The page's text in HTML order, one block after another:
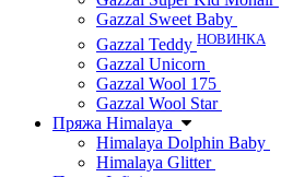
Gazzal Sweet Baby
Gazzal Teddy НОВИНКА
Gazzal Unicorn
Gazzal Wool 175
Gazzal Wool Star
Пряжа Himalaya
Himalaya Dolphin Baby
Himalaya Glitter